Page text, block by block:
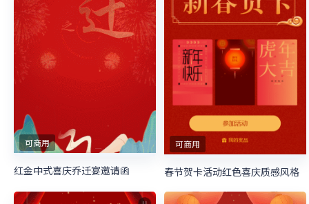
可商用
红金中式喜庆乔迁宴邀请函
可商用
春节贺卡活动红色喜庆质感风格